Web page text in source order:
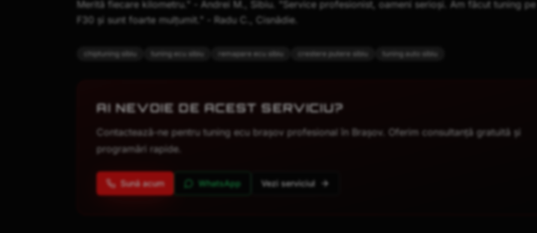
Merită fiecare kilometru." - Andrei M., Sibiu. "Service profesionist, oameni serioși. Am făcut tuning pe
F30 și sunt foarte mulțumit." - Radu C., Cisnădie.
chiptuning sibiu tuning ecu sibiu remapare ecu sibiu crestere putere sibiu tuning auto sibiu
AI NEVOIE DE ACEST SERVICIU?
Contactează-ne pentru tuning ecu brașov profesional în Brașov. Oferim consultanță gratuită și
programări rapide.
Sună acum WhatsApp Vezi serviciul